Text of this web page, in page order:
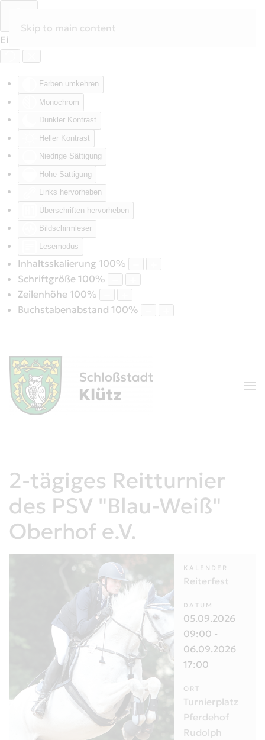
Eingabehilfen öffnen
Farben umkehren
Monochrom
Dunkler Kontrast
Heller Kontrast
Niedrige Sättigung
Hohe Sättigung
Links hervorheben
Überschriften hervorheben
Bildschirmleser
Lesemodus
Inhaltsskalierung 100%
Schriftgröße 100%
Zeilenhöhe 100%
Buchstabenabstand 100%
Skip to main content
2-tägiges Reitturnier
des PSV "Blau-Weiß"
Oberhof e.V.
KALENDER
Reiterfest
DATUM
05.09.2026
09:00 -
06.09.2026
17:00
ORT
Turnierplatz
Pferdehof
Rudolph